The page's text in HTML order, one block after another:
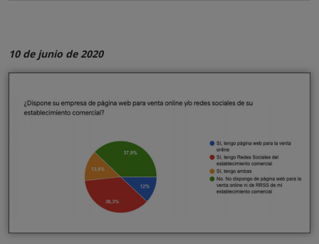
10 de junio de 2020